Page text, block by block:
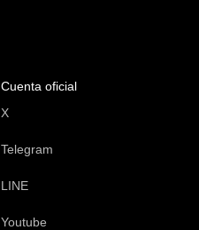
Cuenta oficial
X
Telegram
LINE
Youtube